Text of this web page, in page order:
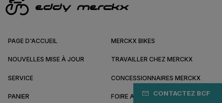
CONTACTEZ BCF
PAGE D'ACCUEIL MERCKX BIKES
NOUVELLES MISE À JOUR TRAVAILLER CHEZ MERCKX
SERVICE CONCESSIONNAIRES MERCKX
PANIER FOIRE AUX QUESTIONS